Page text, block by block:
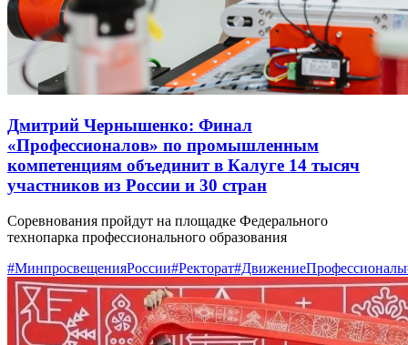
Дмитрий Чернышенко: Финал
«Профессионалов» по промышленным
компетенциям объединит в Калуге 14 тысяч
участников из России и 30 стран
Соревнования пройдут на площадке Федерального
технопарка профессионального образования
#МинпросвещенияРоссии#Ректорат#ДвижениеПрофессионалы